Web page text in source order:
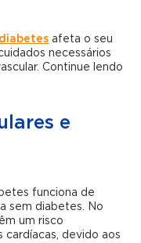
diabetes afeta o seu
necessários
Continue lendo
e
funciona de
sem diabetes. No
um risco
devido aos